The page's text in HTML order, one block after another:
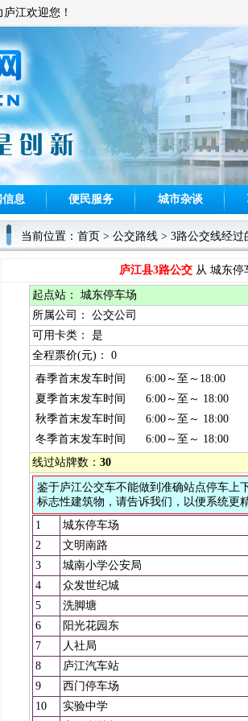
江欢迎您！
信息 便民服务 城市杂谈
当前位置： 首页 > 公交路线 > 3路公交线经
庐江县3路公交从 城东停
起点站： 城东停车场
所属公司：
公交公司
可用卡类：
是
全程票价(元)：
0
春季首末发车时间
6:00～至～18:00
夏季首末发车时间
6:00～至～ 18:00
秋季首末发车时间
6:00～至～ 18:00
冬季首末发车时间
6:00～至～ 18:00
线过站牌数： 30
鉴于庐江公交车不能做到准确站点停车上
标志性建筑物，请告诉我们，以便系统更
1
城东停车场
2
文明南路
3
城南小学公安局
4
众发世纪城
5
洗脚塘
6
阳光花园东
7
人社局
8
庐江汽车站
9
西门停车场
10
实验中学